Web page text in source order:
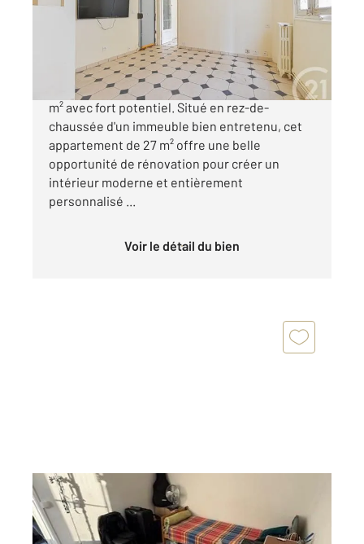
Appartement F2 à vendre
189 900 €
À réinventer selon vos envies 2 pièces de 27
m² avec fort potentiel. Situé en rez-de-
chaussée d'un immeuble bien entretenu, cet
appartement de 27 m² offre une belle
opportunité de rénovation pour créer un
intérieur moderne et entièrement
personnalisé ...
Voir le détail du bien
ASNIERES SUR SEINE 92
21,31 m 2, 2 pièces
Ref : 15243